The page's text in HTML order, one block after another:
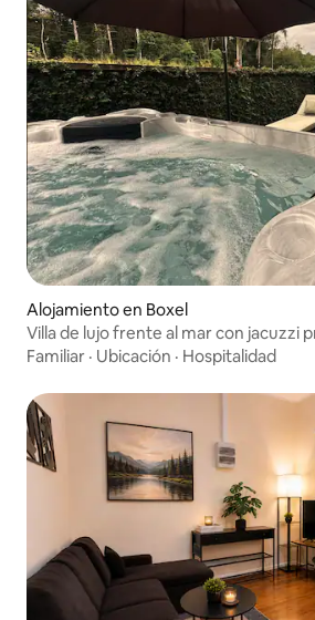
Alojamiento en Boxel
Villa de lujo frente al mar con jacuzzi
Familiar · Ubicación · Hospitalidad